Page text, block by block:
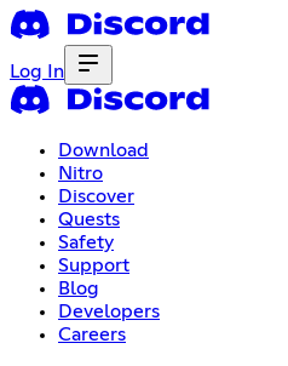
Log In
Download
Nitro
Discover
Quests
Safety
Support
Blog
Developers
Careers